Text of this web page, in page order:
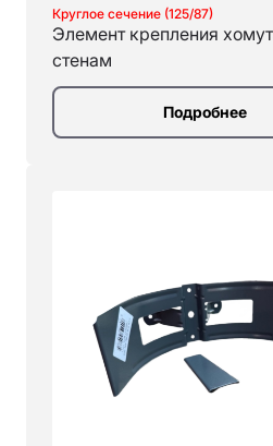
Круглое сечение (125/87)
Элемент крепления
стенам
Подробнее